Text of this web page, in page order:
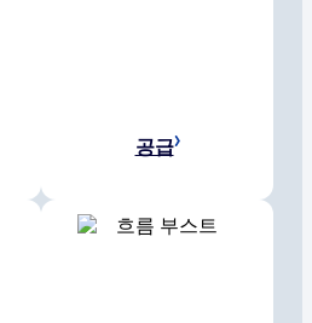
공급